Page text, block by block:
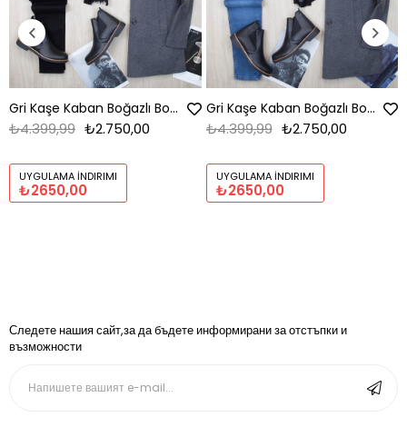
Gri Kaşe Kaban Boğazlı Body Pantolon Bot Kombin
₺2.750,00
₺4.399,99
UYGULAMA İNDIRIMI
₺2650,00
Gri Kaşe Kaban Boğazlı Body Pantolon Bot Kombin
₺2.750,00
₺4.399,99
UYGULAMA İNDIRIMI
₺2650,00
Следете нашия сайт,за да бъдете информирани за отстъпки и
възможности